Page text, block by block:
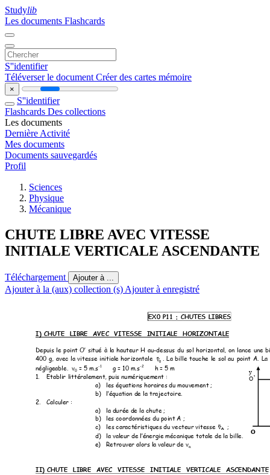
Studylib
Les documents Flashcards
S''identifier
Téléverser le document Créer des cartes mémoire
×
S''identifier
Flashcards Des collections
Les documents
Dernière Activité
Mes documents
Documents sauvegardés
Profil
Sciences
Physique
Mécanique
CHUTE LIBRE AVEC VITESSE
INITIALE VERTICALE ASCENDANTE
Téléchargement Ajouter à ...
Ajouter à la (aux) collection (s) Ajouter à enregistré
EX0 P11 : CHUTES LIBRES
I) CHUTE  LIBRE  AVEC  VITESSE INITIALE  HORIZONTALE
Depuis le point O’ situé à la hauteur H au-dessus du sol horizontal, on lance une
400 g, avec la vitesse initiale horizontale v0
 . La bille touche le sol au point A. La
négligeable.  v0 = 5 m.s-1
      g = 10 m.
s-2
h = 5 m
1.
Etablir littéralement, puis numériquement :
a)
les équations horaires du mouvement ;
b)
l’équation de la trajectoire.
2.
Calculer :
a)
la durée de la chute ;
b)
les coordonnées du point A ;
c)
les caractéristiques du vecteur vitesse vA ;
d)
la valeur de l’énergie mécanique totale de la bille.
e) Retrouver alors la valeur de va.
II) CHUTE  LIBRE
  AVEC  VITESSE  I
NITIALE  VERTICALE  AS
O
y
O’